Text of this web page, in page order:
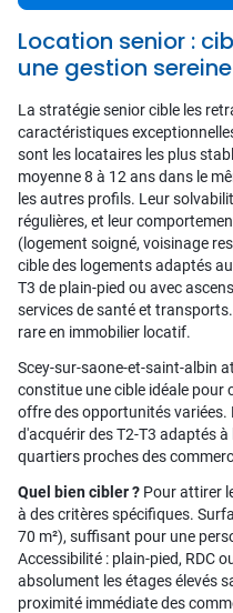
Location senior :
une gestion sereine
La stratégie senior cible les
caractéristiques
sont les locataires les plus
moyenne 8 à 12 ans dans le
les autres profils. Leur
régulières, et leur
(logement soigné, voisinage
cible des logements adaptés
T3 de plain-pied ou avec
services de santé et
rare en immobilier locatif.
Scey-sur-saone-et-saint-albin
constitue une cible idéale pour
offre des opportunités
d'acquérir des T2-T3 adaptés
quartiers proches des
Quel bien cibler ? Pour attirer
à des critères spécifiques.
70 m²), suffisant pour une
Accessibilité : plain-pied, RDC
absolument les étages élevés
proximité immédiate des